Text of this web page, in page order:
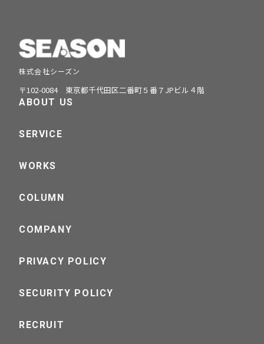
株式会社シーズン
〒102-0084 東京都千代田区二番町５番７JPビル４階
ABOUT US
SERVICE
WORKS
COLUMN
COMPANY
PRIVACY POLICY
SECURITY POLICY
RECRUIT